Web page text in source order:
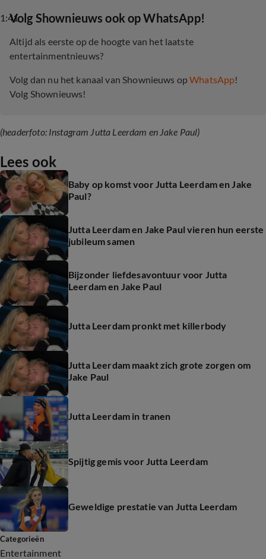
1:41‎Volg Shownieuws ook op WhatsApp!
Altijd als eerste op de hoogte van het laatste
entertainmentnieuws?
Volg dan nu het kanaal van Shownieuws opWhatsApp!
Volg Shownieuws!
(headerfoto: Instagram Jutta Leerdam en Jake Paul)
Lees ook
Baby op komst voor Jutta Leerdam en Jake
Paul?
Jutta Leerdam en Jake Paul vieren hun eerste
jubileum samen
Bijzonder liefdesavontuur voor Jutta
Leerdam en Jake Paul
Jutta Leerdam pronkt met killerbody
Jutta Leerdam maakt zich grote zorgen om
Jake Paul
Jutta Leerdam in tranen
Spijtig gemis voor Jutta Leerdam
Geweldige prestatie van Jutta Leerdam
Categorieën
Entertainment